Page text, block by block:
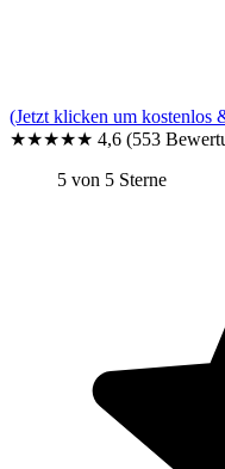
(Jetzt klicken um kostenlos
★★★★★ 4,6 (553
5 von 5 Sterne